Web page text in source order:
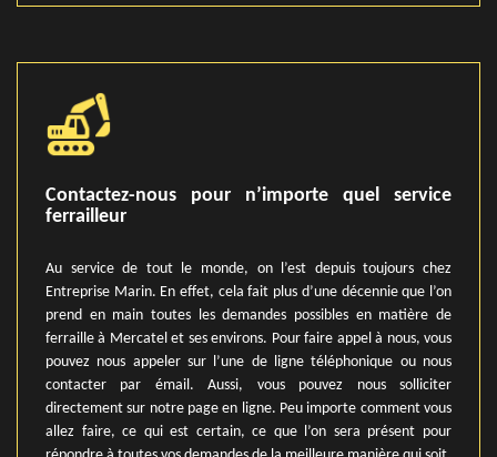
Contactez-nous pour n’importe quel service
ferrailleur
Au service de tout le monde, on l’est depuis toujours chez
Entreprise Marin. En effet, cela fait plus d’une décennie que l’on
prend en main toutes les demandes possibles en matière de
ferraille à Mercatel et ses environs. Pour faire appel à nous, vous
pouvez nous appeler sur l’une de ligne téléphonique ou nous
contacter par émail. Aussi, vous pouvez nous solliciter
directement sur notre page en ligne. Peu importe comment vous
allez faire, ce qui est certain, ce que l’on sera présent pour